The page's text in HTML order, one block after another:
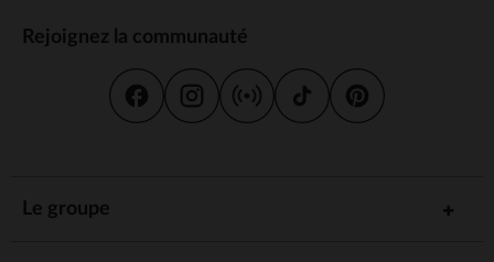
Rejoignez la communauté
Le groupe